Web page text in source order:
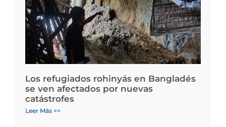
Los refugiados rohinyás en Bangladés
se ven afectados por nuevas
catástrofes
Leer Más >>